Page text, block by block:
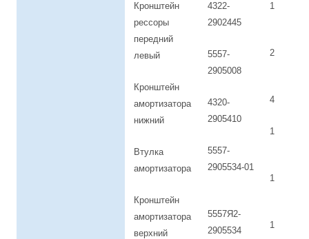
Кронштейн
рессоры
передний
левый
Кронштейн
амортизатора
нижний
Втулка
амортизатора
Кронштейн
амортизатора
верхний
4322-
2902445
5557-
2905008
4320-
2905410
5557-
2905534-01
5557Я2-
2905534
1
2
4
1
1
1